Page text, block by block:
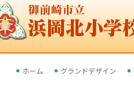
ホーム グランドデザイン